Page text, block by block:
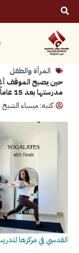
والطفل
الموقف أغلى من
15 عاماً؟
ميساء الشيخ حسين
مركزها لتدريب اليوغا